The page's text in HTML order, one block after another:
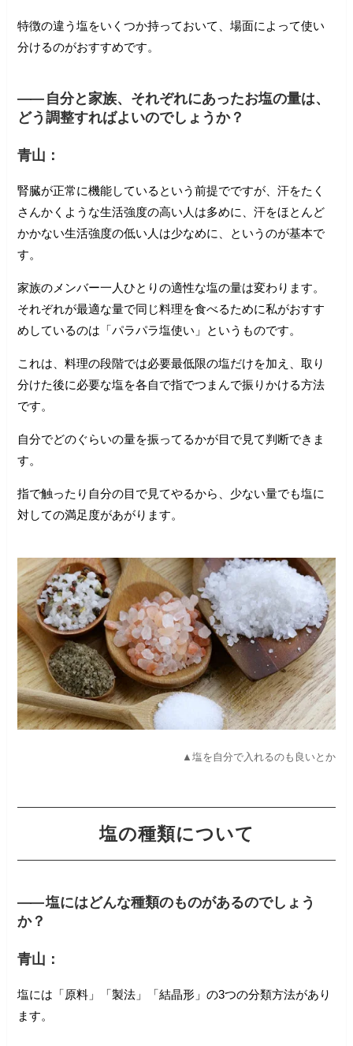
特徴の違う塩をいくつか持っておいて、場面によって使い
分けるのがおすすめです。
―― 自分と家族、それぞれにあったお塩の量は、
どう調整すればよいのでしょうか？
青山：
腎臓が正常に機能しているという前提でですが、汗をたく
さんかくような生活強度の高い人は多めに、汗をほとんど
かかない生活強度の低い人は少なめに、というのが基本で
す。
家族のメンバー一人ひとりの適性な塩の量は変わります。
それぞれが最適な量で同じ料理を食べるために私がおすす
めしているのは「パラパラ塩使い」というものです。
これは、料理の段階では必要最低限の塩だけを加え、取り
分けた後に必要な塩を各自で指でつまんで振りかける方法
です。
自分でどのぐらいの量を振ってるかが目で見て判断できま
す。
指で触ったり自分の目で見てやるから、少ない量でも塩に
対しての満足度があがります。
▲塩を自分で入れるのも良いとか
塩の種類について
―― 塩にはどんな種類のものがあるのでしょう
か？
青山：
塩には「原料」「製法」「結晶形」の3つの分類方法があり
ます。